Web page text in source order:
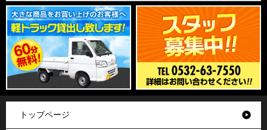
トップページ